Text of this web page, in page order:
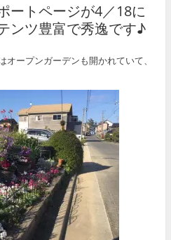
ートページが4／18に
ンツ豊富で秀逸です♪
ープンガーデンも開かれていて、